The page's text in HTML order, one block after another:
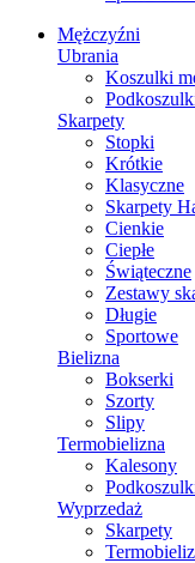
Mężczyźni
Ubrania
Koszulki
Skarpety
Stopki
Krótkie
Klasyczne
Skarpety
Cienkie
Ciepłe
Świąteczne
Zestawy
Długie
Sportowe
Bielizna
Bokserki
Szorty
Slipy
Termobielizna
Kalesony
Wyprzedaż
Skarpety